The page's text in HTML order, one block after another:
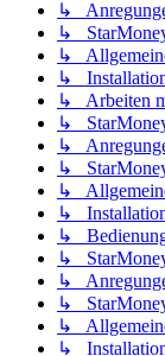
↳
↳
↳
↳
↳ Arbeiten
↳
↳
↳
↳
↳
↳
↳
↳
↳
↳
↳